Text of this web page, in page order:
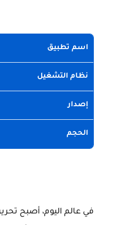
اسم تطبيق
نظام التشغيل
إصدار
الحجم
في عالم اليوم، أصبح